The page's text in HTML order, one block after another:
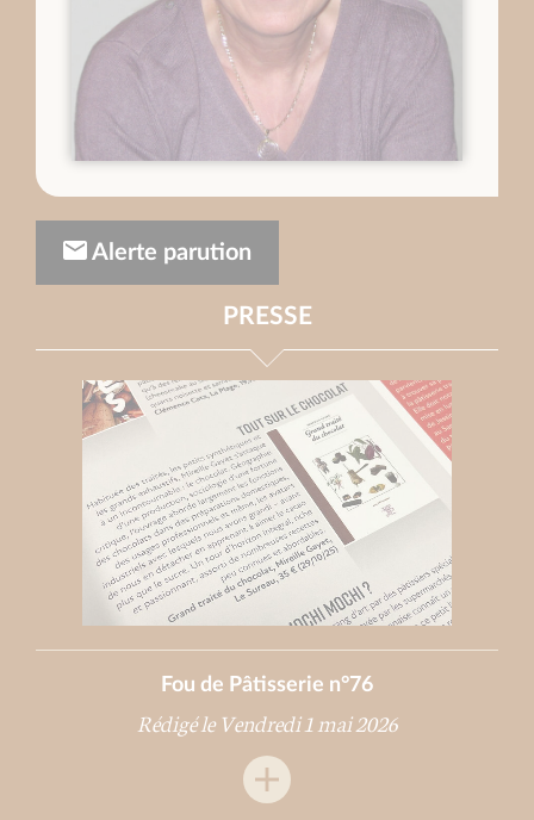
Alerte parution
PRESSE
Fou de Pâtisserie n°76
Rédigé le Vendredi 1 mai 2026